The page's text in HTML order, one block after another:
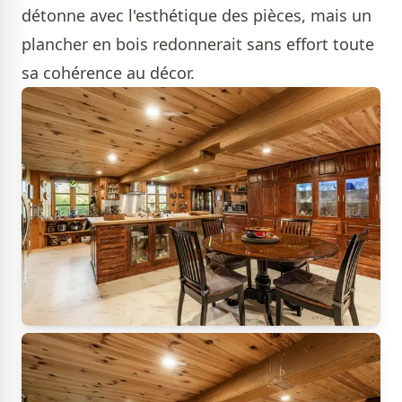
détonne avec l'esthétique des pièces, mais un
plancher en bois redonnerait sans effort toute
sa cohérence au décor.